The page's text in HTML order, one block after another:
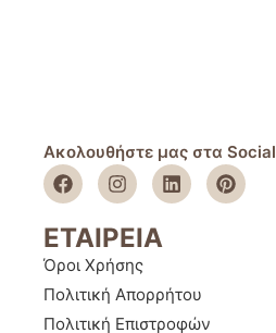
Ακολουθήστε μας στα Social
ΕΤΑΙΡΕΙΑ
Όροι Χρήσης
Πολιτική Απορρήτου
Πολιτική Επιστροφών